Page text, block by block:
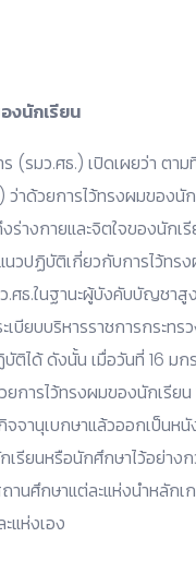
งนักเรียน
(รมว.ศธ.) เปิดเผยว่า ตาม
ว่าด้วยการไว้ทรงผมของ
างกายและจิตใจของนักเรี
ปฏิบัติเกี่ยวกับการไว้ทรง
ศธ.ในฐานะผู้บังคับบัญชาสู
บียบบริหารราชการกระทร
ติได้ ดังนั้น เมื่อวันที่ 16 มก
ยการไว้ทรงผมของนักเรีย
จานุเบกษาแล้วออกเป็นห
รียนหรือนักศึกษาไว้อย่างก
นศึกษาแต่ละแห่งนำหลักเ
แห่งเอง